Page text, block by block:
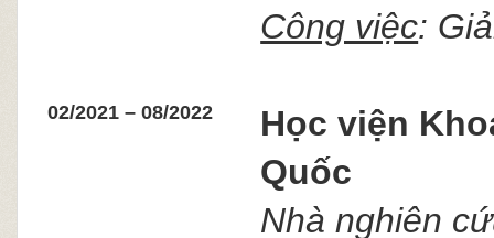
Công việc:
02/2021 – 08/2022
Học viện
Quốc
Nhà nghiên